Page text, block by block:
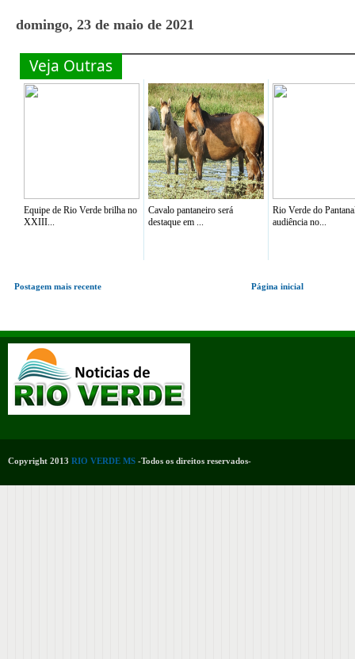
domingo, 23 de maio de 2021
Veja Outras
Equipe de Rio Verde brilha no
XXIII...
Cavalo pantaneiro será
destaque em ...
Rio Verde do
audiência no...
Postagem mais recente Página inicial
Copyright 2013 RIO VERDE MS -Todos os direitos reservados-